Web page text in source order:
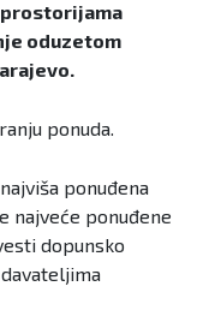
prostorijama
oduzetom
ponuda.
ponuđena
najveće ponuđene
dopunsko